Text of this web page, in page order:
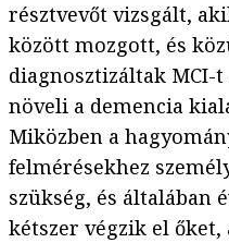
résztvevőt vizsgált,
között mozgott, és
diagnosztizáltak MCI-t
növeli a demencia
Miközben a
felmérésekhez
szükség, és általában
kétszer végzik el